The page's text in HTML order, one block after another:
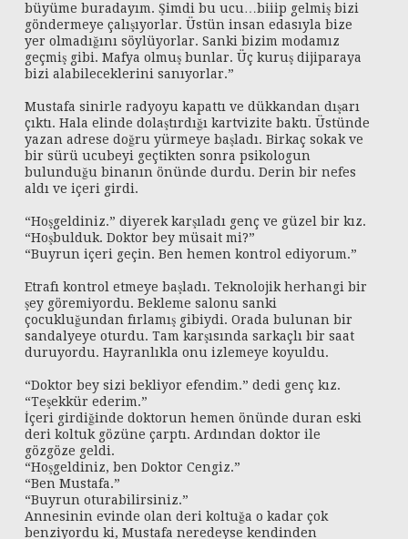
büyüme buradayım. Şimdi bu ucu…biiip gelmiş bizi
göndermeye çalışıyorlar. Üstün insan edasıyla bize
yer olmadığını söylüyorlar. Sanki bizim modamız
geçmiş gibi. Mafya olmuş bunlar. Üç kuruş dijiparaya
bizi alabileceklerini sanıyorlar.”
Mustafa sinirle radyoyu kapattı ve dükkandan dışarı
çıktı. Hala elinde dolaştırdığı kartvizite baktı. Üstünde
yazan adrese doğru yürmeye başladı. Birkaç sokak ve
bir sürü ucubeyi geçtikten sonra psikologun
bulunduğu binanın önünde durdu. Derin bir nefes
aldı ve içeri girdi.
“Hoşgeldiniz.” diyerek karşıladı genç ve güzel bir kız.
“Hoşbulduk. Doktor bey müsait mi?”
“Buyrun içeri geçin. Ben hemen kontrol ediyorum.”
Etrafı kontrol etmeye başladı. Teknolojik herhangi bir
şey göremiyordu. Bekleme salonu sanki
çocukluğundan fırlamış gibiydi. Orada bulunan bir
sandalyeye oturdu. Tam karşısında sarkaçlı bir saat
duruyordu. Hayranlıkla onu izlemeye koyuldu.
“Doktor bey sizi bekliyor efendim.” dedi genç kız.
“Teşekkür ederim.”
İçeri girdiğinde doktorun hemen önünde duran eski
deri koltuk gözüne çarptı. Ardından doktor ile
gözgöze geldi.
“Hoşgeldiniz, ben Doktor Cengiz.”
“Ben Mustafa.”
“Buyrun oturabilirsiniz.”
Annesinin evinde olan deri koltuğa o kadar çok
benziyordu ki, Mustafa neredeyse kendinden